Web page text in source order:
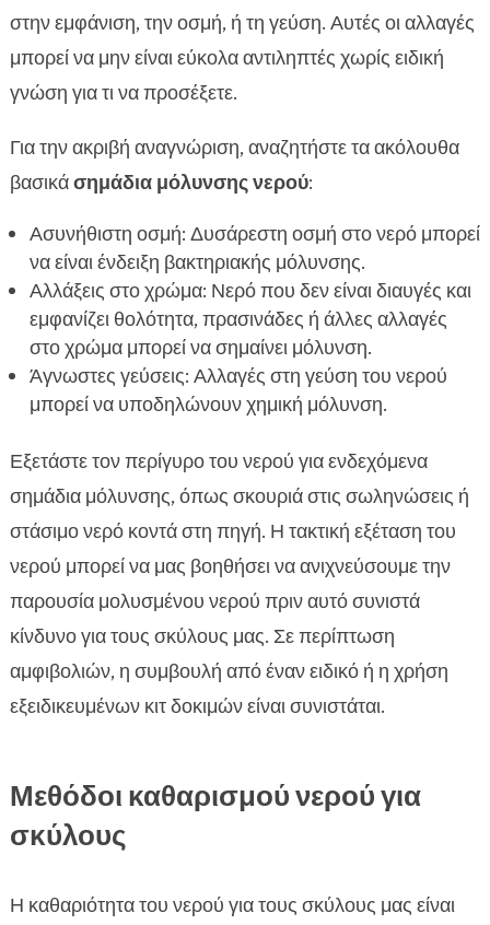
στην εμφάνιση, την οσμή, ή τη γεύση. Αυτές οι αλλαγές
μπορεί να μην είναι εύκολα αντιληπτές χωρίς ειδική
γνώση για τι να προσέξετε.
Για την ακριβή αναγνώριση, αναζητήστε τα ακόλουθα
βασικάσημάδια μόλυνσης νερού:
Ασυνήθιστη οσμή: Δυσάρεστη οσμή στο νερό μπορεί
να είναι ένδειξη βακτηριακής μόλυνσης.
Αλλάξεις στο χρώμα: Νερό που δεν είναι διαυγές και
εμφανίζει θολότητα, πρασινάδες ή άλλες αλλαγές
στο χρώμα μπορεί να σημαίνει μόλυνση.
Άγνωστες γεύσεις: Αλλαγές στη γεύση του νερού
μπορεί να υποδηλώνουν χημική μόλυνση.
Εξετάστε τον περίγυρο του νερού για ενδεχόμενα
σημάδια μόλυνσης, όπως σκουριά στις σωληνώσεις ή
στάσιμο νερό κοντά στη πηγή. Η τακτική εξέταση του
νερού μπορεί να μας βοηθήσει να ανιχνεύσουμε την
παρουσία μολυσμένου νερού πριν αυτό συνιστά
κίνδυνο για τους σκύλους μας. Σε περίπτωση
αμφιβολιών, η συμβουλή από έναν ειδικό ή η χρήση
εξειδικευμένων κιτ δοκιμών είναι συνιστάται.
Μεθόδοι καθαρισμού νερού για
σκύλους
Η καθαριότητα του νερού για τους σκύλους μας είναι